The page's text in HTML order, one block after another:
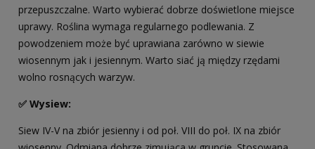
przepuszczalne. Warto wybierać dobrze doświetlone miejsce
uprawy. Roślina wymaga regularnego podlewania. Z
powodzeniem może być uprawiana zarówno w siewie
wiosennym jak i jesiennym. Warto siać ją między rzędami
wolno rosnących warzyw.
✅ Wysiew:
Siew IV-V na zbiór jesienny i od poł. VIII do poł. IX na zbiór